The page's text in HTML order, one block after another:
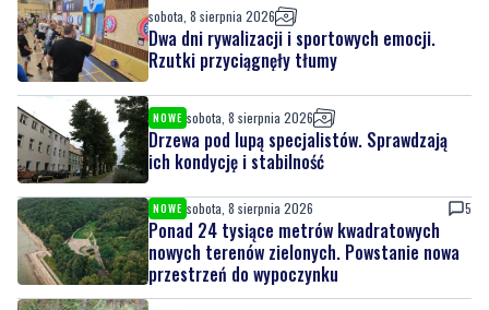
sobota, 8 sierpnia 2026
Dwa dni rywalizacji i sportowych emocji.
Rzutki przyciągnęły tłumy
NOWE sobota, 8 sierpnia 2026
Drzewa pod lupą specjalistów. Sprawdzają
ich kondycję i stabilność
NOWE sobota, 8 sierpnia 2026 5
Ponad 24 tysiące metrów kwadratowych
nowych terenów zielonych. Powstanie nowa
przestrzeń do wypoczynku